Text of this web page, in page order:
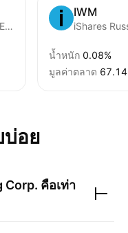
iShares Core S&P Small Cap ETF
IWM
iShares
น้ำหนัก 0.08%
มูลค่าตลาด
อย
Corp. คือเท่า